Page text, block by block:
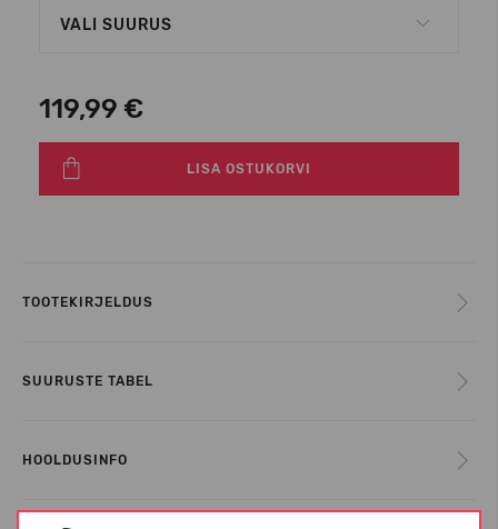
VALI SUURUS
119,99 €
LISA OSTUKORVI
TOOTEKIRJELDUS
SUURUSTE TABEL
HOOLDUSINFO